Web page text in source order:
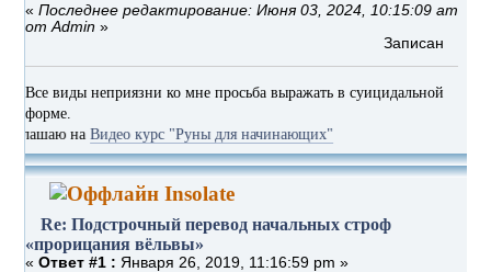
«Последнее редактирование: Июня 03, 2024, 10:15:09 am
от Admin »
Записан
Все виды неприязни ко мне просьба выражать в суицидальной
форме.
наВидео курс "Руны для начинающих"
Insolate
Re: Подстрочный перевод начальных строф
«прорицания вёльвы»
«Ответ #1 : Января 26, 2019, 11:16:59 pm »